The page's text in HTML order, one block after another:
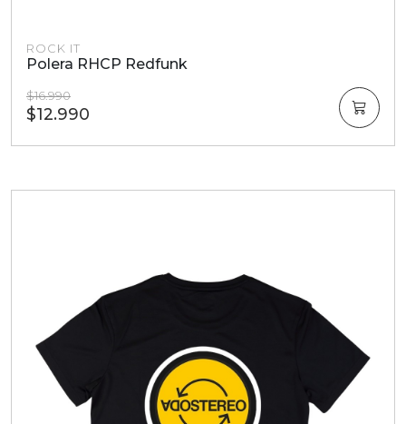
ROCK IT
Polera RHCP Redfunk
$16.990
$12.990